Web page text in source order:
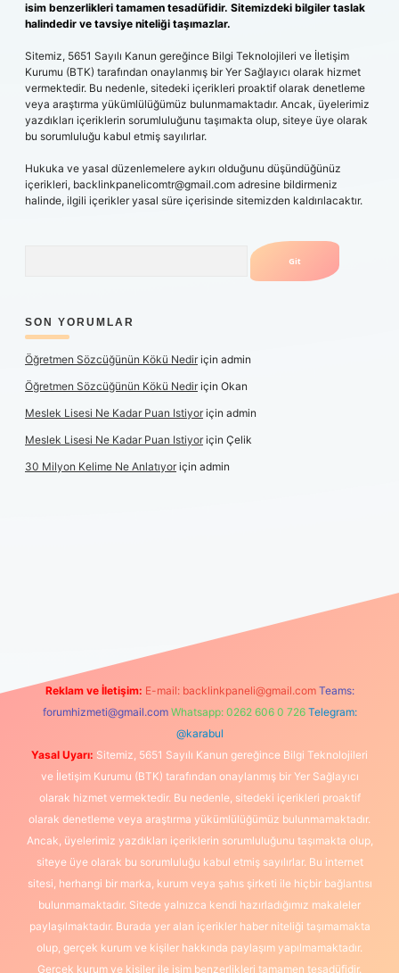
isim benzerlikleri tamamen tesadüfidir. Sitemizdeki bilgiler taslak
halindedir ve tavsiye niteliği taşımazlar.
Sitemiz, 5651 Sayılı Kanun gereğince Bilgi Teknolojileri ve İletişim
Kurumu (BTK) tarafından onaylanmış bir Yer Sağlayıcı olarak hizmet
vermektedir. Bu nedenle, sitedeki içerikleri proaktif olarak denetleme
veya araştırma yükümlülüğümüz bulunmamaktadır. Ancak, üyelerimiz
yazdıkları içeriklerin sorumluluğunu taşımakta olup, siteye üye olarak
bu sorumluluğu kabul etmiş sayılırlar.
Hukuka ve yasal düzenlemelere aykırı olduğunu düşündüğünüz
içerikleri, backlinkpanelicomtr@gmail.com adresine bildirmeniz
halinde, ilgili içerikler yasal süre içerisinde sitemizden kaldırılacaktır.
SON YORUMLAR
Öğretmen Sözcüğünün Kökü Nediriçin admin
Öğretmen Sözcüğünün Kökü Nediriçin Okan
Meslek Lisesi Ne Kadar Puan Istiyoriçin admin
Meslek Lisesi Ne Kadar Puan Istiyoriçin Çelik
30 Milyon Kelime Ne Anlatıyoriçin admin
elexbetgiris.org
Reklam ve İletişim: E-mail: backlinkpaneli@gmail.com Teams:
forumhizmeti@gmail.com Whatsapp: 0262 606 0 726 Telegram:
@karabul
Yasal Uyarı: Sitemiz, 5651 Sayılı Kanun gereğince Bilgi Teknolojileri
ve İletişim Kurumu (BTK) tarafından onaylanmış bir Yer Sağlayıcı
olarak hizmet vermektedir. Bu nedenle, sitedeki içerikleri proaktif
olarak denetleme veya araştırma yükümlülüğümüz bulunmamaktadır.
Ancak, üyelerimiz yazdıkları içeriklerin sorumluluğunu taşımakta olup,
siteye üye olarak bu sorumluluğu kabul etmiş sayılırlar. Bu internet
sitesi, herhangi bir marka, kurum veya şahıs şirketi ile hiçbir bağlantısı
bulunmamaktadır. Sitede yalnızca kendi hazırladığımız makaleler
paylaşılmaktadır. Burada yer alan içerikler haber niteliği taşımamakta
olup, gerçek kurum ve kişiler hakkında paylaşım yapılmamaktadır.
Gerçek kurum ve kişiler ile isim benzerlikleri tamamen tesadüfidir.